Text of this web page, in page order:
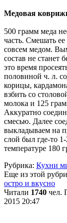
Медовая
500 грамм меда
часть. Смешать
совсем медом.
состав не станет
это время
половиной ч. л.
корицы,
взбить со
молока и 125
Аккуратно
смесью. Далее
выкладываем на
слой был где-то
температуре 180
Рубрика: Кухни
Еще из этой
остро и вкусно
Читали 1740 чел.
2015 20:47